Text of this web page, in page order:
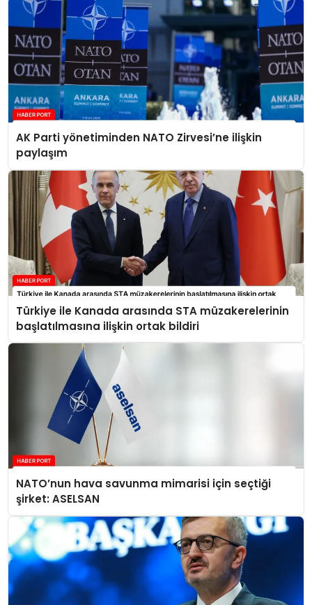
AK Parti yönetiminden NATO Zirvesi’ne ilişkin
paylaşım
Türkiye ile Kanada arasında STA müzakerelerinin
başlatılmasına ilişkin ortak bildiri
NATO’nun hava savunma mimarisi için seçtiği
şirket: ASELSAN